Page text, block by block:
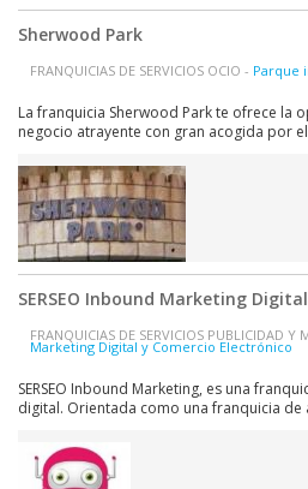
Sherwood Park
FRANQUICIAS DE SERVICIOS OCIO - Parque
La franquicia Sherwood Park te ofrece la
negocio atrayente con gran acogida por
profesionales de gran experiencia en el
parques...
SERSEO Inbound Marketing Digital
FRANQUICIAS DE SERVICIOS PUBLICIDAD Y
Marketing Digital y Comercio Electrónico
SERSEO Inbound Marketing, es una
digital. Orientada como una franquicia
atraer tráfico, generar contactos
fieles....